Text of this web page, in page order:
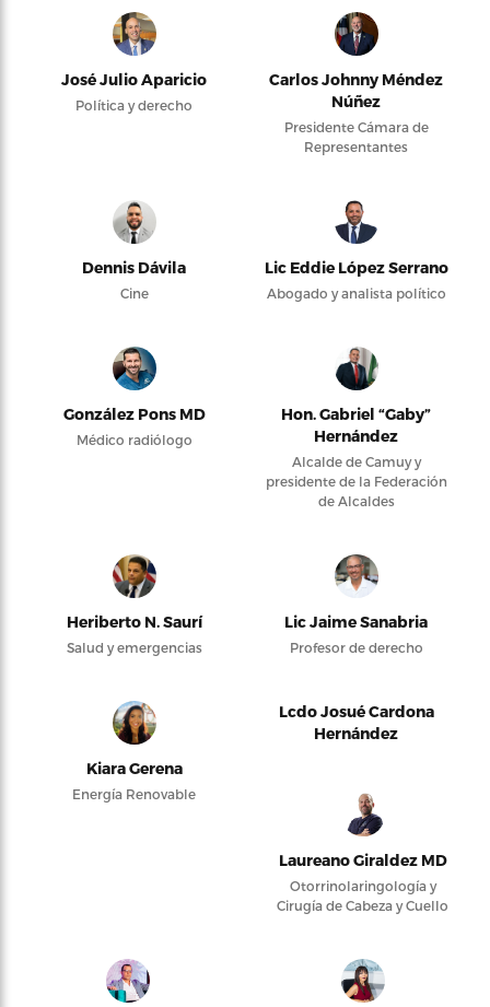
José Julio Aparicio
Política y derecho
Carlos Johnny Méndez
Núñez
Presidente Cámara de
Representantes
Dennis Dávila
Cine
Lic Eddie López Serrano
Abogado y analista político
González Pons MD
Médico radiólogo
Hon. Gabriel “Gaby”
Hernández
Alcalde de Camuy y
presidente de la Federación
de Alcaldes
Heriberto N. Saurí
Salud y emergencias
Lic Jaime Sanabria
Profesor de derecho
Kiara Gerena
Energía Renovable
Lcdo Josué Cardona
Hernández
Laureano Giraldez MD
Otorrinolaringología y
Cirugía de Cabeza y Cuello